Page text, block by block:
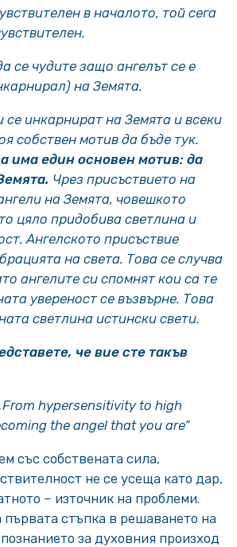
в началото, той сега
се чудите защо ангелът се е
на Земята.
се инкарнират на Земята и всеки
собствен мотив да бъде тук.
има един основен мотив: да
Чрез присъствието на
на Земята, човешкото
цяло придобива светлина и
Ангелското присъствие
на света. Това се случва
ангелите си спомнят кои са те
увереност се възвърне. Това
светлина истински свети.
че вие сте такъв
hypersensitivity to high
the angel that you are“
със собствената сила,
не се усеща като дар,
– източник на проблеми.
стъпка в решаването на
за духовния произход